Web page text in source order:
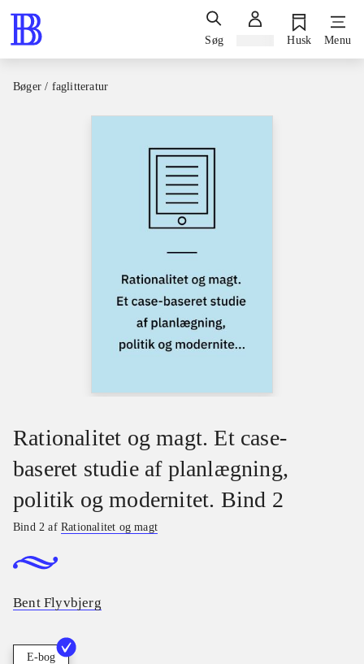
Søg Husk Menu
Bøger / faglitteratur
Rationalitet og magt. Et case-
baseret studie af planlægning,
politik og modernitet. Bind 2
Bind 2 afRationalitet og magt
Bent Flyvbjerg
E-bog